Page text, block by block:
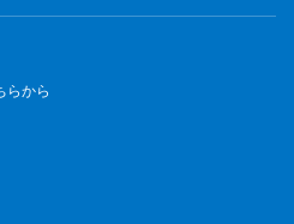
らから